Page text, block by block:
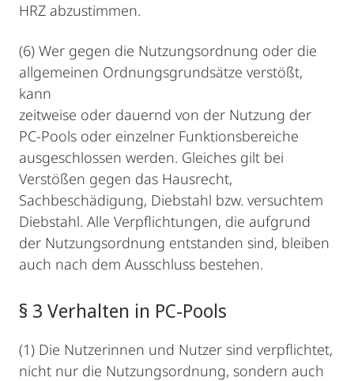
HRZ abzustimmen.
(6) Wer gegen die Nutzungsordnung oder die
allgemeinen Ordnungsgrundsätze verstößt,
kann
zeitweise oder dauernd von der Nutzung der
PC-Pools oder einzelner Funktionsbereiche
ausgeschlossen werden. Gleiches gilt bei
Verstößen gegen das Hausrecht,
Sachbeschädigung, Diebstahl bzw. versuchtem
Diebstahl. Alle Verpflichtungen, die aufgrund
der Nutzungsordnung entstanden sind, bleiben
auch nach dem Ausschluss bestehen.
§ 3 Verhalten in PC-Pools
(1) Die Nutzerinnen und Nutzer sind verpflichtet,
nicht nur die Nutzungsordnung, sondern auch